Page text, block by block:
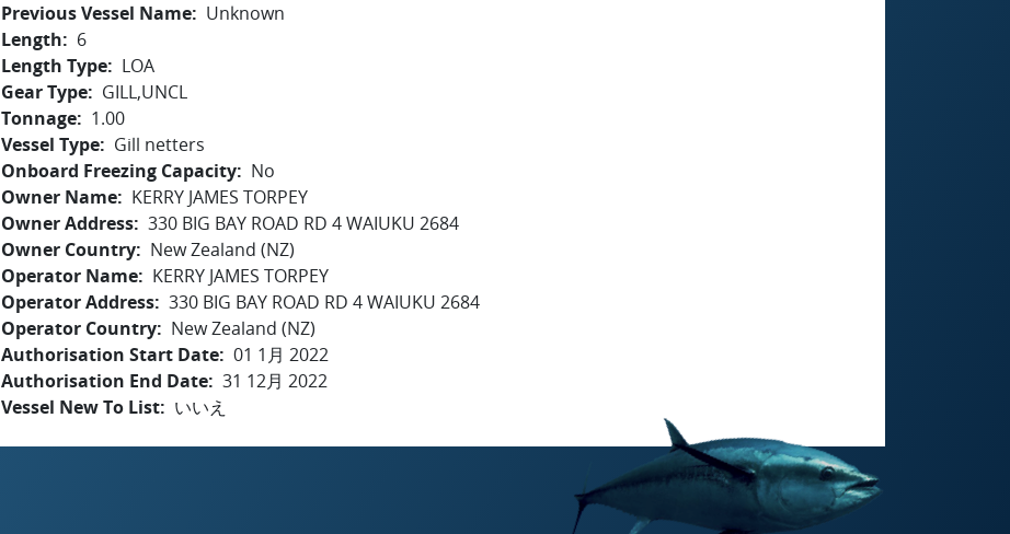
Previous Vessel Name
Unknown
Length
6
Length Type
LOA
Gear Type
GILL,UNCL
Tonnage
1.00
Vessel Type
Gill netters
Onboard Freezing Capacity
No
Owner Name
KERRY JAMES TORPEY
Owner Address 330 BIG BAY ROAD RD 4 WAIUKU 2684
Owner Country
New Zealand (NZ)
Operator Name
KERRY JAMES TORPEY
Operator Address 330 BIG BAY ROAD RD 4 WAIUKU 2684
Operator Country
New Zealand (NZ)
Authorisation Start Date 01 1月 2022
Authorisation End Date 31 12月 2022
Vessel New To List
いいえ